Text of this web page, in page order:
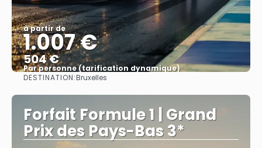
à partir de
1.007 €
504 €
Par personne (tarification dynamique)
DESTINATION:Bruxelles
Forfait Formule 1 | Grand
Prix des Pays-Bas 3*